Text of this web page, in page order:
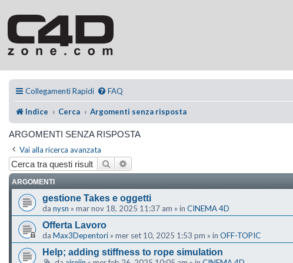
Collegamenti Rapidi FAQ
Indice Cerca Argomenti senza risposta
ARGOMENTI SENZA RISPOSTA
Vai alla ricerca avanzata
Cerca
ARGOMENTI
gestione Takes e oggetti
da nysn » mar nov 18, 2025 11:37 am » in CINEMA 4D
Offerta Lavoro
da Max3Depentori » mer set 10, 2025 1:53 pm » in OFF-TOPIC
Help; adding stiffness to rope simulation